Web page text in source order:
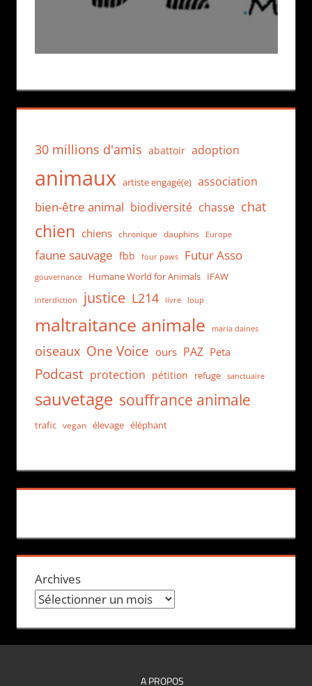
30 millions d'amis abattoir adoption
animaux artiste engagé(e) association
bien-être animal biodiversité chasse chat
chien chiens chronique dauphins Europe
faune sauvage fbb four paws Futur Asso
gouvernance Humane World for Animals IFAW
interdiction justice L214 livre loup
maltraitance animale maria daines
oiseaux One Voice ours PAZ Peta
Podcast protection pétition refuge sanctuaire
sauvetage souffrance animale
trafic vegan élevage éléphant
Archives
A PROPOS